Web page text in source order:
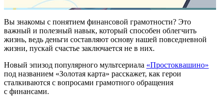
Вы знакомы с понятием финансовой грамотности? Это
важный и полезный навык, который способен облегчить
жизнь, ведь деньги составляют основу нашей повседневной
жизни, пускай счастье заключается не в них.
Новый эпизод популярного мультсериала «Простоквашино»
под названием «Золотая карта» расскажет, как герои
сталкиваются с вопросами грамотного обращения
с финансами.